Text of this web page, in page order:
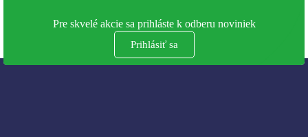
Pre skvelé akcie sa prihláste k odberu noviniek
Prihlásiť sa